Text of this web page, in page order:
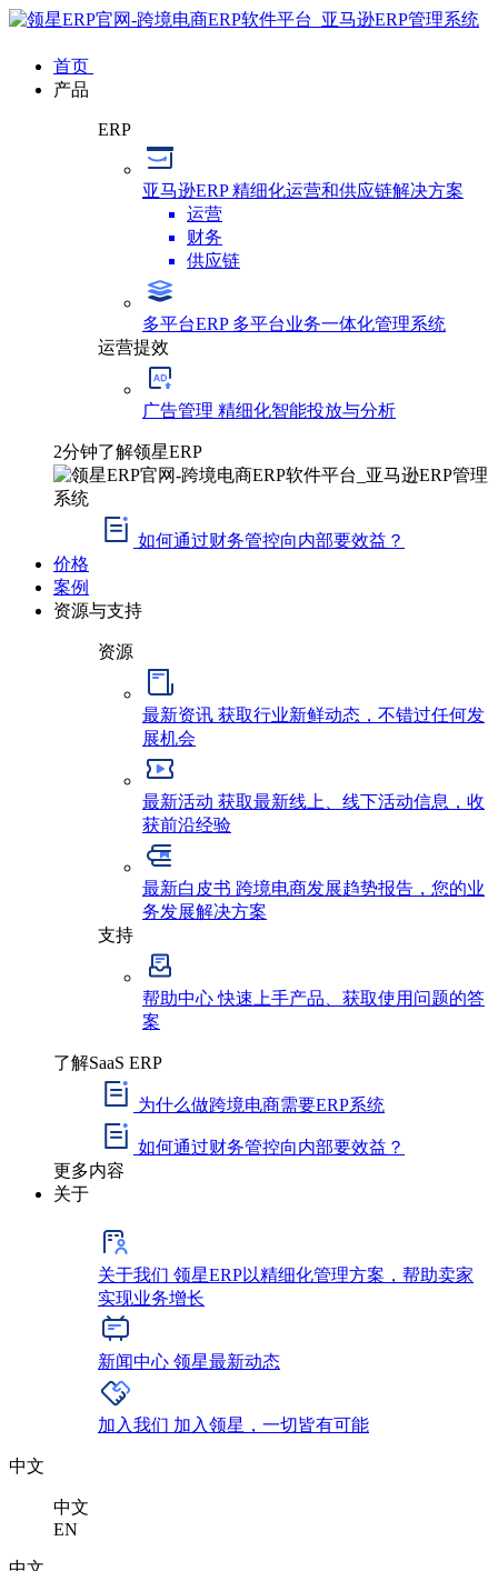
首页
产品
ERP
亚马逊ERP精细化运营和供应链解决方案
运营
财务
供应链
多平台ERP 多平台业务一体化管理系统
运营提效
广告管理 精细化智能投放与分析
2分钟了解领星ERP
如何通过财务管控向内部要效益？
价格
案例
资源与支持
资源
最新资讯 获取行业新鲜动态，不错过任何发
展机会
最新活动 获取最新线上、线下活动信息，收
获前沿经验
最新白皮书 跨境电商发展趋势报告，您的业
务发展解决方案
支持
帮助中心快速上手产品、获取使用问题的答
案
了解SaaS ERP
为什么做跨境电商需要ERP系统
如何通过财务管控向内部要效益？
更多内容
关于
关于我们 领星ERP以精细化管理方案，帮助卖家
实现业务增长
新闻中心 领星最新动态
加入我们 加入领星，一切皆有可能
中文
中文
EN